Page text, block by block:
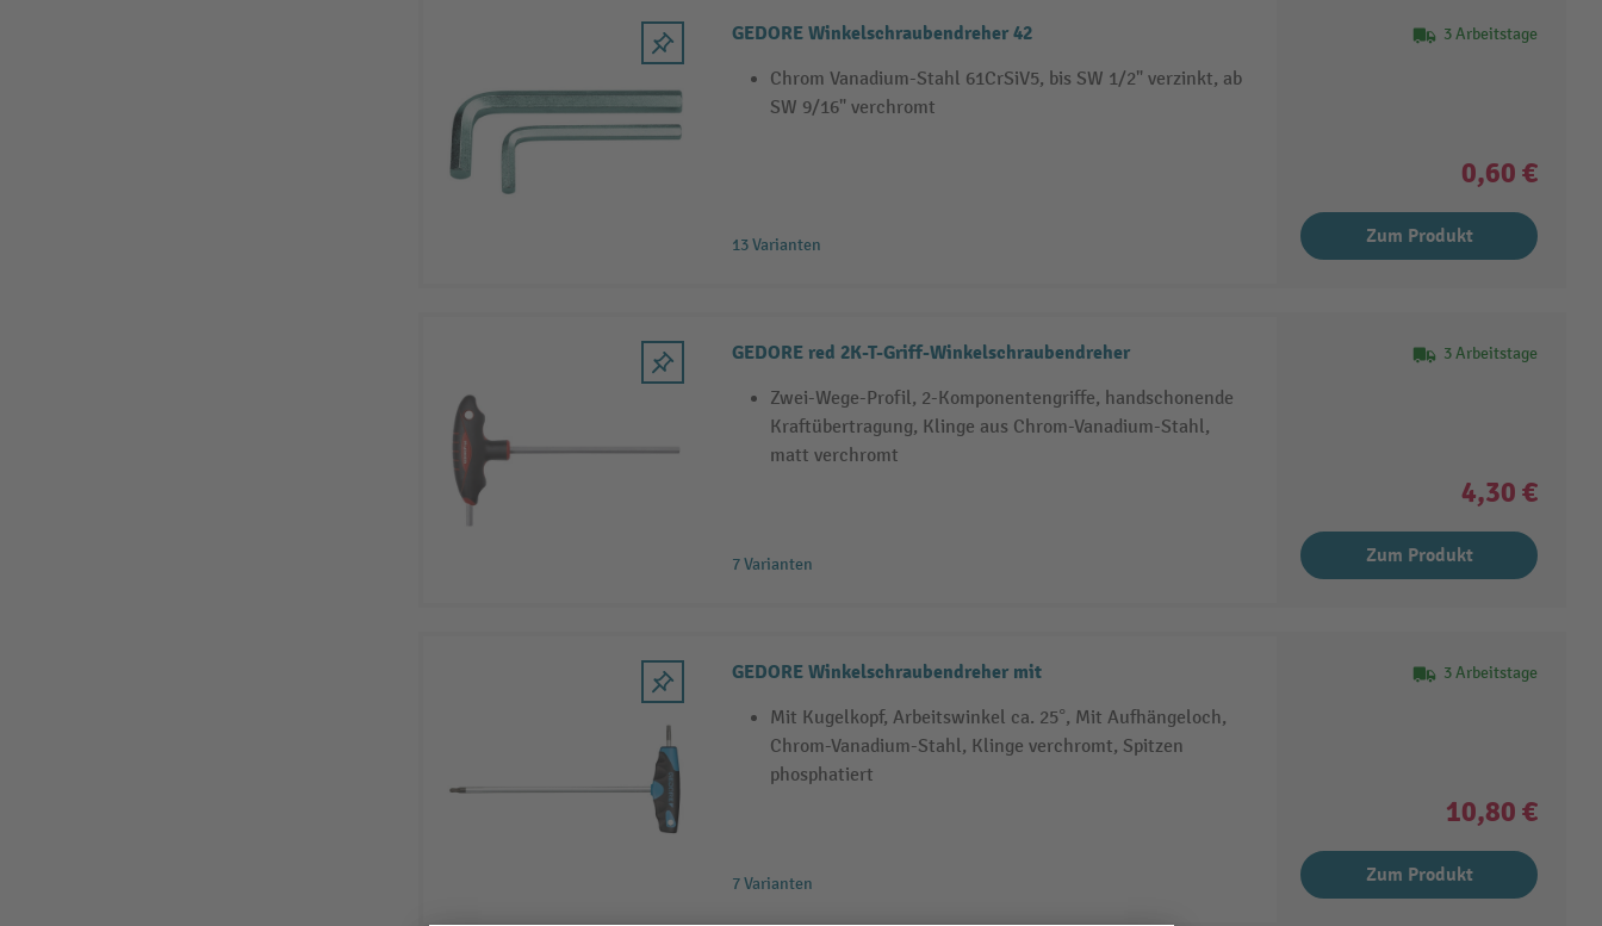
GEDORE Winkelschraubendreher 42
Chrom Vanadium-Stahl 61CrSiV5, bis SW 1/2" verzinkt, ab
SW 9/16" verchromt
13 Varianten
3 Arbeitstage
0,60 €
Zum Produkt
GEDORE red 2K-T-Griff-Winkelschraubendreher
Zwei-Wege-Profil, 2-Komponentengriffe, handschonende
Kraftübertragung, Klinge aus Chrom-Vanadium-Stahl,
matt verchromt
7 Varianten
3 Arbeitstage
4,30 €
Zum Produkt
GEDORE Winkelschraubendreher mit
Mit Kugelkopf, Arbeitswinkel ca. 25°, Mit Aufhängeloch,
Chrom-Vanadium-Stahl, Klinge verchromt, Spitzen
phosphatiert
7 Varianten
3 Arbeitstage
10,80 €
Zum Produkt